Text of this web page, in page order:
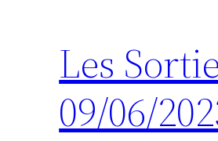
Les
09/06/